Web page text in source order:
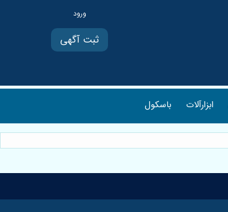
ثبت آگهی
ابزارآلات باسکول